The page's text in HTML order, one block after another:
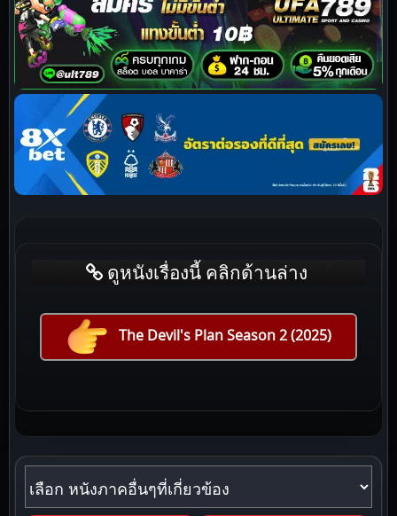
ดูหนังเรื่องนี้ คลิกด้านล่าง
The Devil's Plan Season 2 (2025)
หนังภาคอื่นๆที่เกี่ยวข้อง